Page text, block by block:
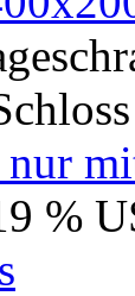
nur
%